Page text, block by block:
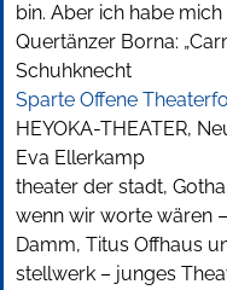
bin. Aber ich habe
Quertänzer Borna:
Schuhknecht
Sparte Offene
HEYOKA-THEATER,
Eva Ellerkamp
theater der stadt,
wenn wir worte wären
Damm, Titus Offhaus
stellwerk – junges